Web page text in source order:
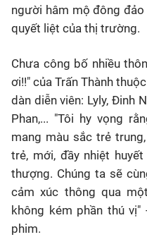
người hâm mộ đông
quyết liệt của thị trường.
Chưa công bố nhiều
ơi!!" của Trấn Thành
dàn diễn viên: Lyly, Đinh
Phan,... "Tôi hy vọng
mang màu sắc trẻ
trẻ, mới, đầy nhiệt
thượng. Chúng ta sẽ
cảm xúc thông qua
không kém phần thú
phim.